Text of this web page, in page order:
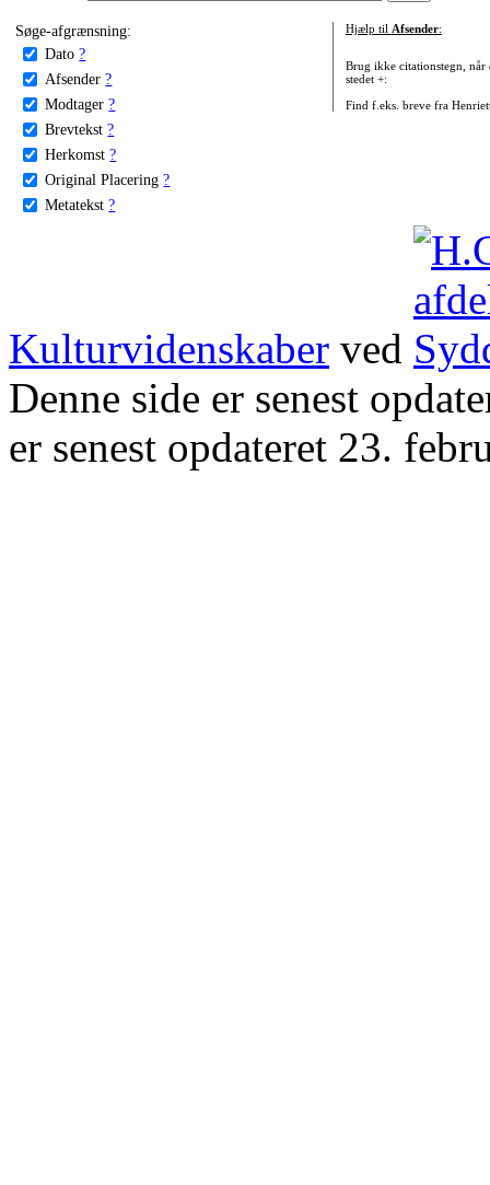
Søge-afgrænsning:
Dato ?
Afsender ?
Modtager ?
Brevtekst ?
Herkomst ?
Original Placering ?
Metatekst ?
Hjælp til Afsender:
Brug ikke citationstegn, når
stedet +:
Find f.eks. breve fra
Kulturvidenskaber ved
Denne side er senest
er senest opdateret 23.